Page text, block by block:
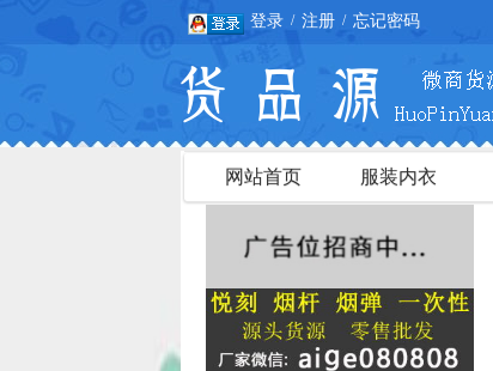
登录 / 注册 / 忘记密码
网站首页 服装内衣